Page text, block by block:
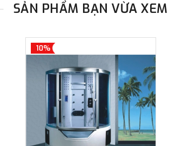
SẢN PHẨM BẠN VỪA XEM
10%